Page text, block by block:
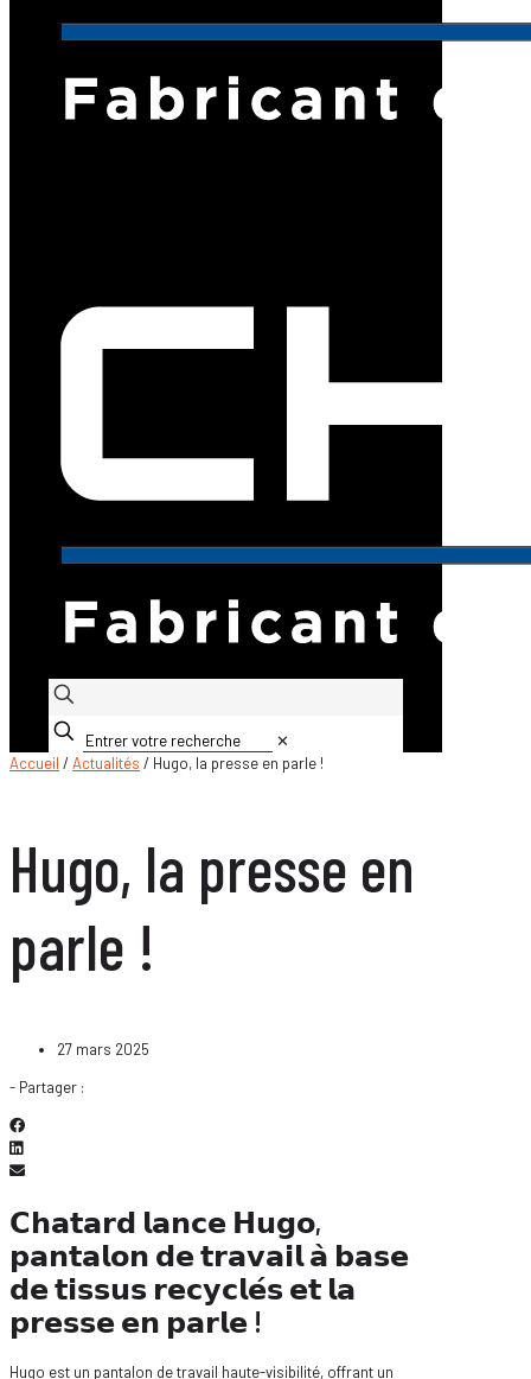
✕
Accueil /Actualités / Hugo, la presse en parle !
Hugo, la presse en
parle !
27 mars 2025
- Partager :
𝗖𝗵𝗮𝘁𝗮𝗿𝗱 𝗹𝗮𝗻𝗰𝗲 𝗛𝘂𝗴𝗼,
𝗽𝗮𝗻𝘁𝗮𝗹𝗼𝗻 𝗱𝗲 𝘁𝗿𝗮𝘃𝗮𝗶𝗹 𝗮̀ 𝗯𝗮𝘀𝗲
𝗱𝗲 𝘁𝗶𝘀𝘀𝘂𝘀 𝗿𝗲𝗰𝘆𝗰𝗹𝗲́𝘀 𝗲𝘁 𝗹𝗮
𝗽𝗿𝗲𝘀𝘀𝗲 𝗲𝗻 𝗽𝗮𝗿𝗹𝗲 !
Hugo est un pantalon de travail haute-visibilité, offrant un